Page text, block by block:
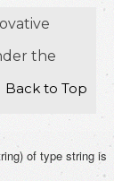
the
Back to Top
of type string is